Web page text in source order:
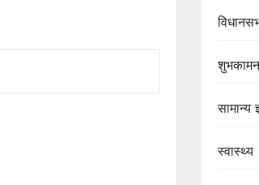
सामान्य
स्वास्थ्य